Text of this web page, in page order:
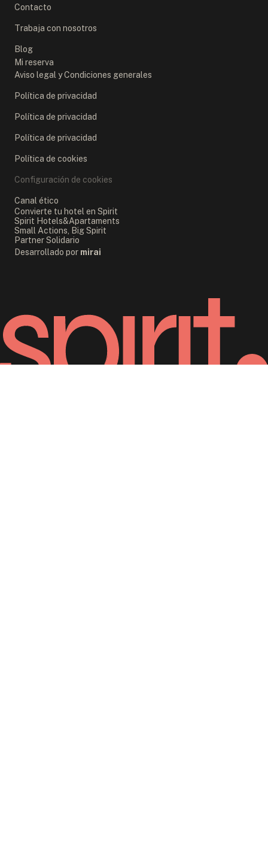
Contacto
Trabaja con nosotros
Blog
Mi reserva
Aviso legal y Condiciones generales
Política de privacidad
Política de privacidad
Política de privacidad
Política de cookies
Configuración de cookies
Canal ético
Convierte tu hotel en Spirit
Spirit Hotels&Apartaments
Small Actions, Big Spirit
Partner Solidario
Desarrollado por mirai